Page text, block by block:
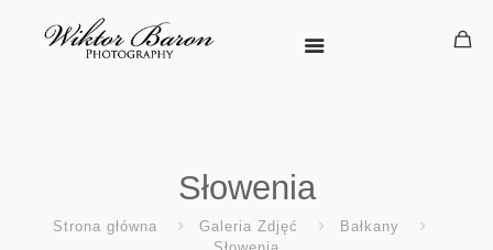
Słowenia
Strona główna Galeria Zdjęć
Bałkany